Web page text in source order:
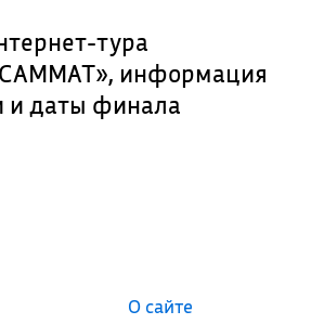
тура
информация
и даты финала
О сайте